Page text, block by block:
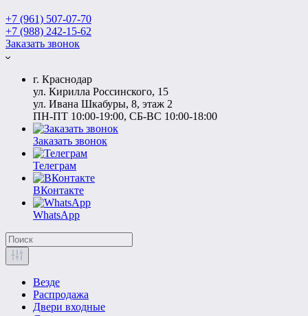
+7 (961) 507-07-70
+7 (988) 242-15-62
Заказать звонок
г. Краснодар
ул. Кирилла Россинского, 15
ул. Ивана Шкабуры, 8, этаж 2
ПН-ПТ 10:00-19:00, СБ-ВС 10:00-18:00
Заказать звонок
Телеграм
ВКонтакте
WhatsApp
Везде
Распродажа
Двери входные